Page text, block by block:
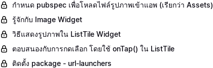
กำหนด pubspec เพื่อโหลดไฟล์รูปภาพเข้าแอพ (เรียกว่า Assets)
รู้จักกับ Image Widget
วิธีแสดงรูปภาพใน ListTile Widget
ตอบสนองกับการกดเลือก โดยใช้ onTap() ใน ListTile
ติดตั้ง package - url-launchers